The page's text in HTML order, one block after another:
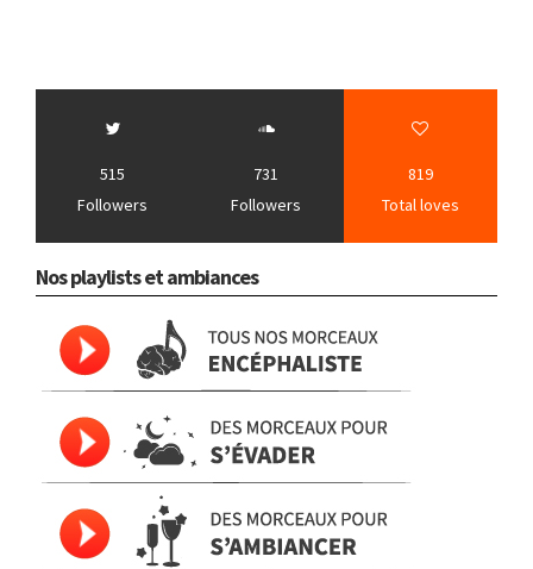
515
Followers
731
Followers
819
Total loves
Nos playlists et ambiances